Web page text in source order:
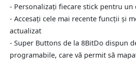
- Personalizați fiecare stick pentru
- Accesați cele mai recente funcții și
actualizat
- Super Buttons de la 8BitDo dispun
programabile, care vă permit să